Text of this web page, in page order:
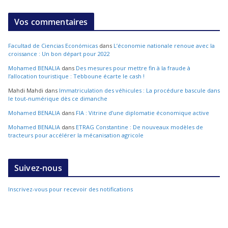
Vos commentaires
Facultad de Ciencias Económicas dans L’économie nationale renoue avec la
croissance : Un bon départ pour 2022
Mohamed BENALIA dans Des mesures pour mettre fin à la fraude à
l’allocation touristique : Tebboune écarte le cash !
Mahdi Mahdi dans Immatriculation des véhicules : La procédure bascule dans
le tout-numérique dès ce dimanche
Mohamed BENALIA dans FIA : Vitrine d’une diplomatie économique active
Mohamed BENALIA dans ETRAG Constantine : De nouveaux modèles de
tracteurs pour accélérer la mécanisation agricole
Suivez-nous
Inscrivez-vous pour recevoir des notifications